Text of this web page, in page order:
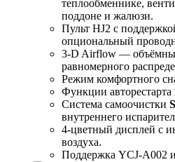
теплообменнике,
поддоне и жалюзи.
Пульт HJ2 с
опциональный
3-D Airflow —
равномерного
Режим комфортного
Функции
Система самоочистки
внутреннего
4-цветный дисплей с
воздуха.
Поддержка YCJ-A002